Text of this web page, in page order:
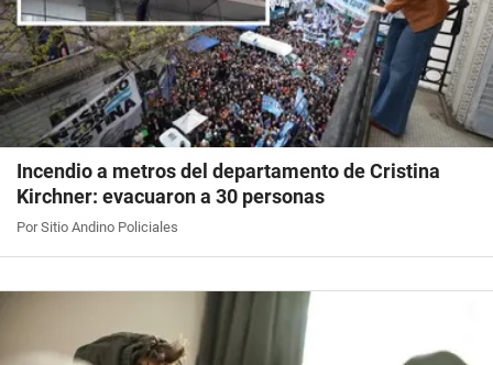
Incendio a metros del departamento de Cristina
Kirchner: evacuaron a 30 personas
Por Sitio Andino Policiales